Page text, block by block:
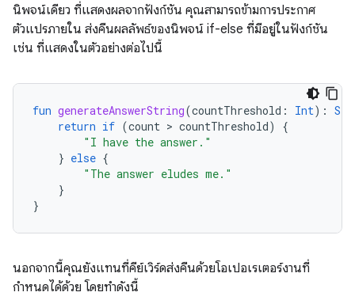
นิพจน์เดียว ที่แสดงผลจากฟังก์ชัน คุณสามารถข้ามการประกาศ
ตัวแปรภายใน ส่งคืนผลลัพธ์ของนิพจน์ if-else ที่มีอยู่ในฟังก์ชัน
เช่น ที่แสดงในตัวอย่างต่อไปนี้
fun generateAnswerString(countThreshold : Int):
return if (count > countThreshold)
{
"I have the answer."
} else {
"The answer eludes me."
}
}
นอกจากนี้คุณยังแทนที่คีย์เวิร์ดส่งคืนด้วยโอเปอเรเตอร์งานที่
กำหนดได้ด้วย โดยทำดังนี้